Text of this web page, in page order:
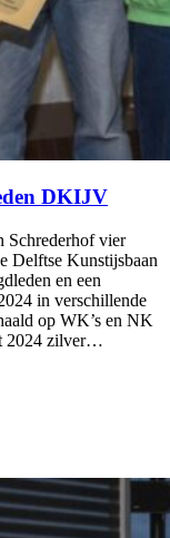
DKIJV
Schrederhof vier
Delftse Kunstijsbaan
en een
in verschillende
op WK’s en NK
2024 zilver…